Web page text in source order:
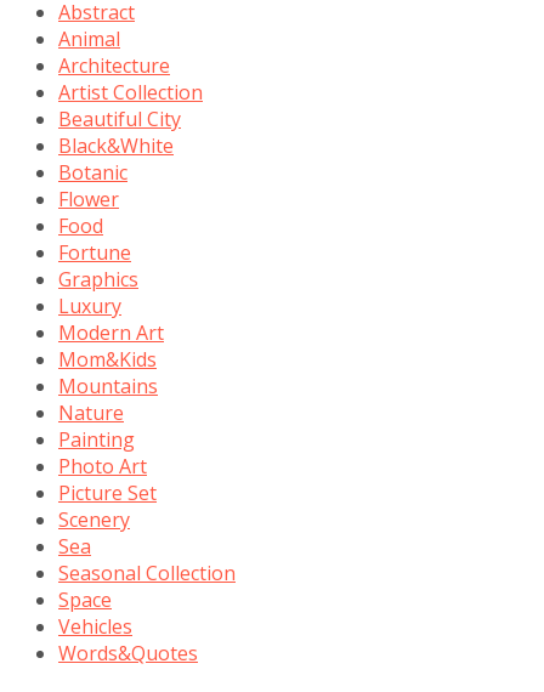
Abstract
Animal
Architecture
Artist Collection
Beautiful City
Black&White
Botanic
Flower
Food
Fortune
Graphics
Luxury
Modern Art
Mom&Kids
Mountains
Nature
Painting
Photo Art
Picture Set
Scenery
Sea
Seasonal Collection
Space
Vehicles
Words&Quotes